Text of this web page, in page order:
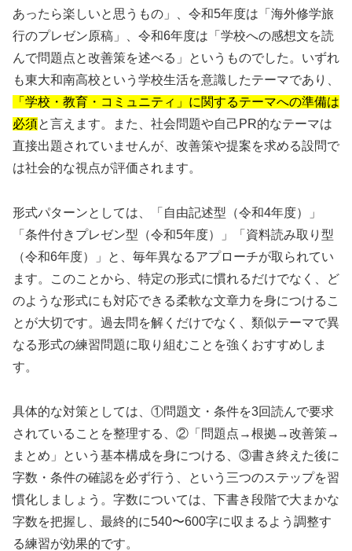
あったら楽しいと思うもの」、令和5年度は「海外修学旅
行のプレゼン原稿」、令和6年度は「学校への感想文を読
んで問題点と改善策を述べる」というものでした。いずれ
も東大和南高校という学校生活を意識したテーマであり、
「学校・教育・コミュニティ」に関するテーマへの準備は
必須と言えます。また、社会問題や自己PR的なテーマは
直接出題されていませんが、改善策や提案を求める設問で
は社会的な視点が評価されます。
形式パターンとしては、「自由記述型（令和4年度）」
「条件付きプレゼン型（令和5年度）」「資料読み取り型
（令和6年度）」と、毎年異なるアプローチが取られてい
ます。このことから、特定の形式に慣れるだけでなく、ど
のような形式にも対応できる柔軟な文章力を身につけるこ
とが大切です。過去問を解くだけでなく、類似テーマで異
なる形式の練習問題に取り組むことを強くおすすめしま
す。
具体的な対策としては、①問題文・条件を3回読んで要求
されていることを整理する、②「問題点→根拠→改善策→
まとめ」という基本構成を身につける、③書き終えた後に
字数・条件の確認を必ず行う、という三つのステップを習
慣化しましょう。字数については、下書き段階で大まかな
字数を把握し、最終的に540〜600字に収まるよう調整す
る練習が効果的です。